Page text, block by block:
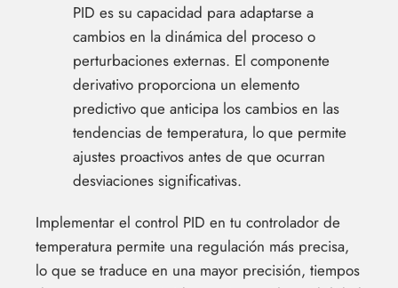
PID es su capacidad para adaptarse a
cambios en la dinámica del proceso o
perturbaciones externas. El componente
derivativo proporciona un elemento
predictivo que anticipa los cambios en las
tendencias de temperatura, lo que permite
ajustes proactivos antes de que ocurran
desviaciones significativas.
Implementar el control PID en tu controlador de
temperatura permite una regulación más precisa,
lo que se traduce en una mayor precisión, tiempos